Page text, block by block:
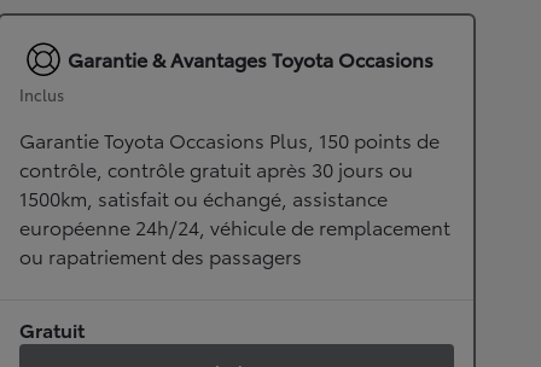
Garantie & Avantages Toyota Occasions
Inclus
Garantie Toyota Occasions Plus, 150 points de
contrôle, contrôle gratuit après 30 jours ou
1500km, satisfait ou échangé, assistance
européenne 24h/24, véhicule de remplacement
ou rapatriement des passagers
Gratuit